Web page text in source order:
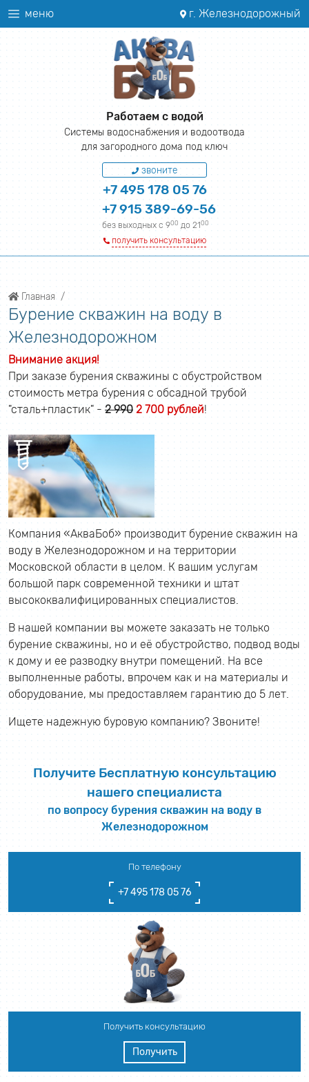
меню г. Железнодорожный
Работаем с водой
Системы водоснабжения и водоотвода
для загородного дома под ключ
звоните
+7 495 178 05 76
+7 915 389-69-56
без выходных с 900 до 2100
получить консультацию
Главная
Бурение скважин на воду в
Железнодорожном
Внимание акция!
При заказе бурения скважины с обустройством
стоимость метра бурения с обсадной трубой
"сталь+пластик" - 2 990 2 700 рублей!
Компания «АкваБоб» производит бурение скважин на
воду в Железнодорожном и на территории
Московской области в целом. К вашим услугам
большой парк современной техники и штат
высококвалифицированных специалистов.
В нашей компании вы можете заказать не только
бурение скважины, но и её обустройство, подвод воды
к дому и ее разводку внутри помещений. На все
выполненные работы, впрочем как и на материалы и
оборудование, мы предоставляем гарантию до 5 лет.
Ищете надежную буровую компанию? Звоните!
Получите Бесплатную консультацию
нашего специалиста
по вопросу бурения скважин на воду в
Железнодорожном
По телефону
+7 495 178 05 76
Получить консультацию
Получить